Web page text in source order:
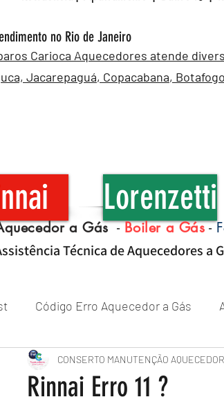
no Rio de Janeiro
Carioca Aquecedores atende
Jacarepaguá, Copacabana, Botafogo
Lorenzetti
a Gás-Boiler a Gás-
Técnica de Aquecedores a
Código Erro Aquecedor a Gás
NORTE RJ" Conserto|Aquecedor
Rinnai Erro 11 ?
CONSERTO MANUTENÇÃO AQUECEDOR